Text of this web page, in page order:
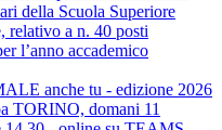
della Scuola Superiore
relativo a n. 40 posti
l’anno accademico
anche tu - edizione 2026
TORINO, domani 11